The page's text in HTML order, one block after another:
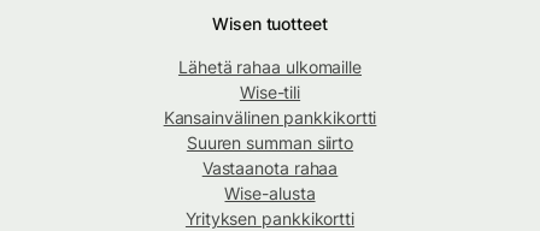
Wisen tuotteet
Lähetä rahaa ulkomaille
Wise-tili
Kansainvälinen pankkikortti
Suuren summan siirto
Vastaanota rahaa
Wise-alusta
Yrityksen pankkikortti